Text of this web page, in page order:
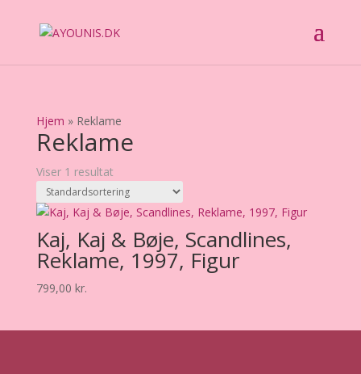
Hjem » Reklame
Reklame
Viser 1 resultat
Kaj, Kaj & Bøje, Scandlines,
Reklame, 1997, Figur
799,00 kr.